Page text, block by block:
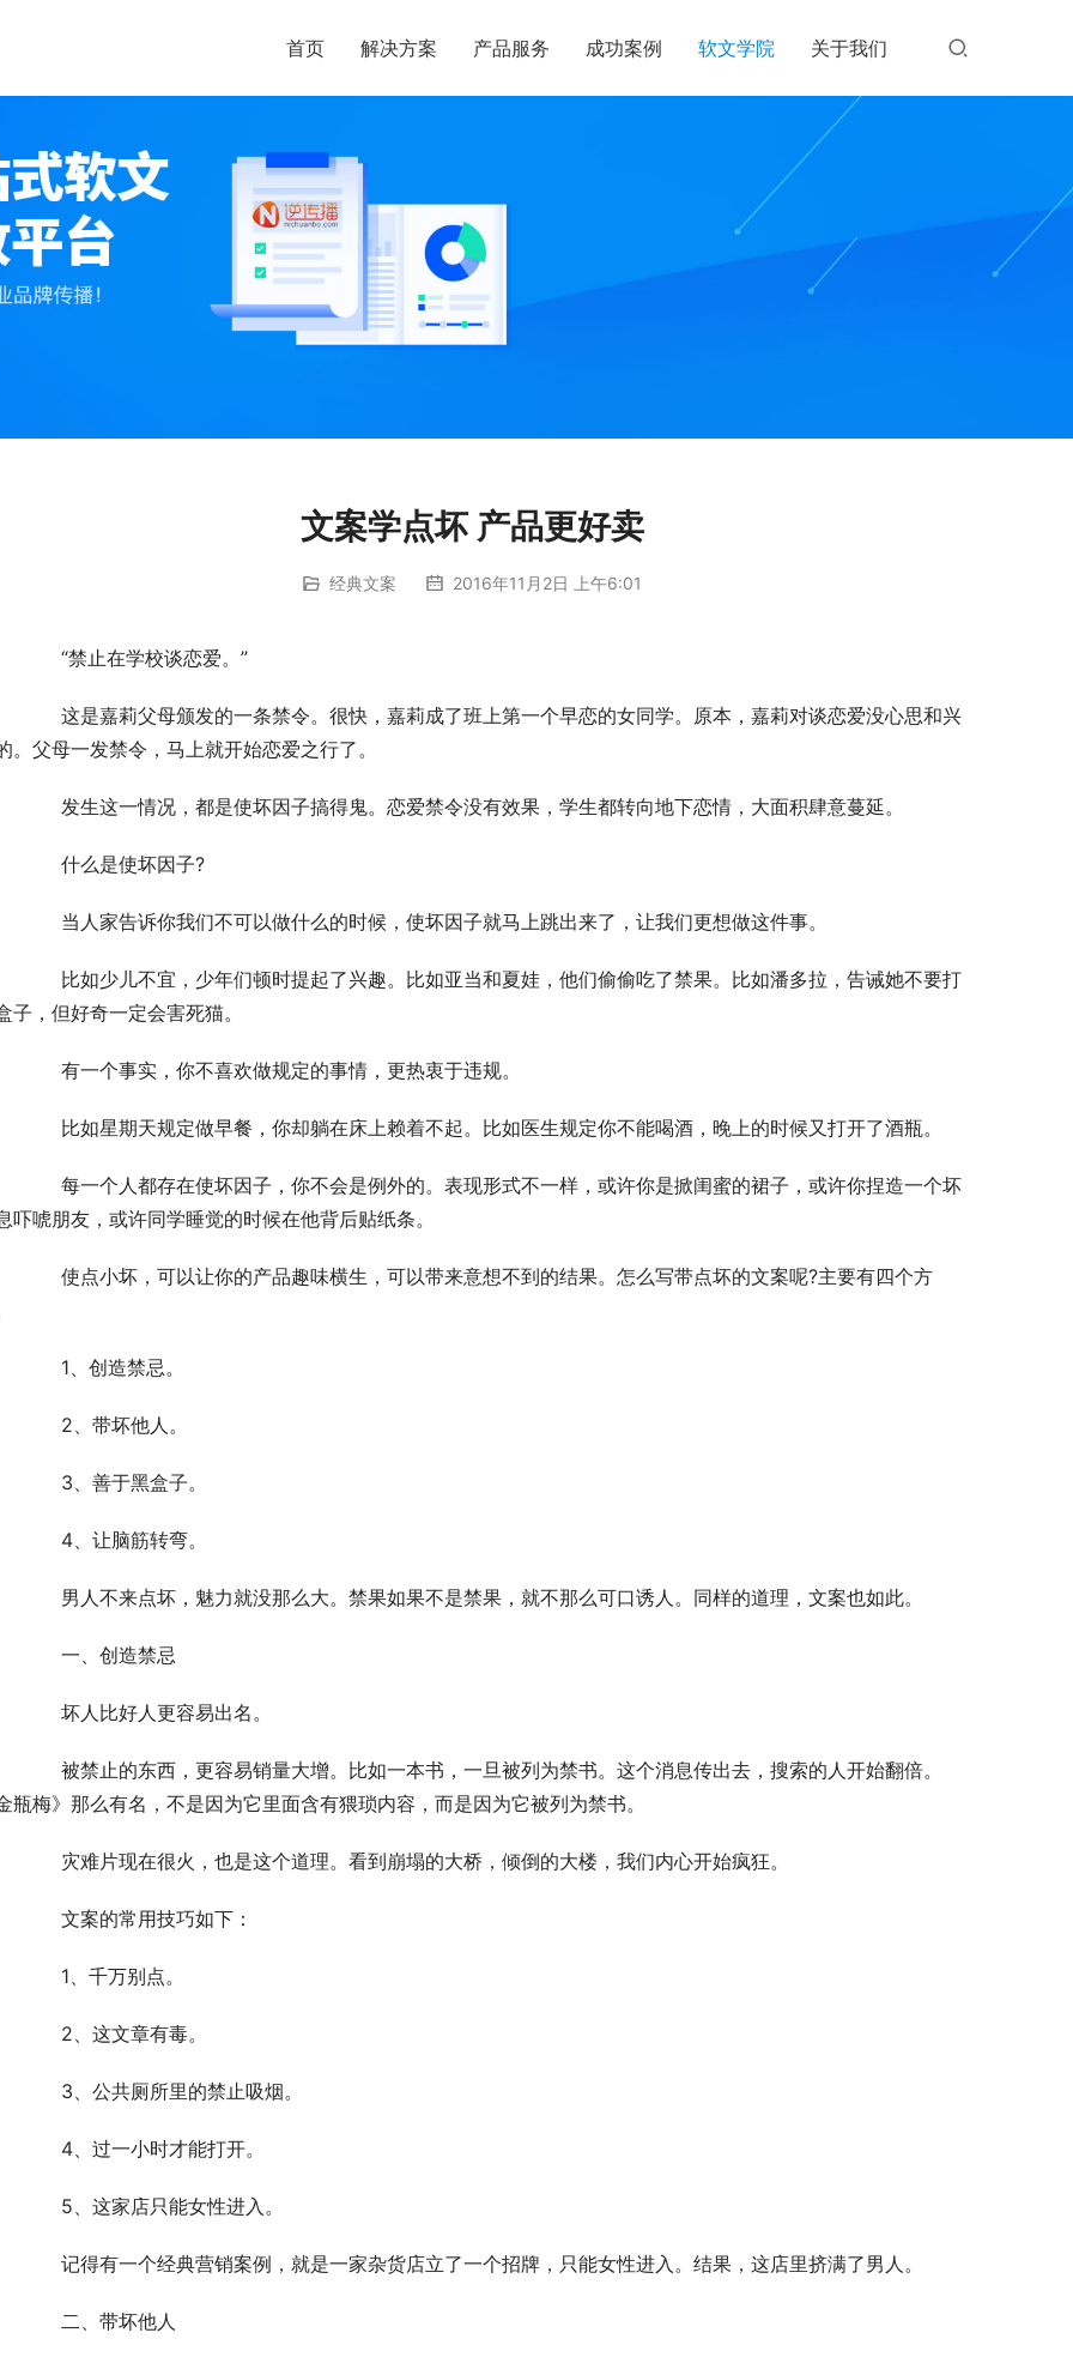
首页 解决方案 产品服务 成功案例 软文学院 关于我们
文案学点坏 产品更好卖
经典文案 2016年11月2日 上午6:01
	　　“禁止在学校谈恋爱。”
。父母一发禁令，马上就开始恋爱之行了。
	　　发生这一情况，都是使坏因子搞得鬼。恋爱禁令没有效果，学生都转向地下恋情，大面积肆意蔓延。
	　　什么是使坏因子?
	　　当人家告诉你我们不可以做什么的时候，使坏因子就马上跳出来了，让我们更想做这件事。
子，但好奇一定会害死猫。
	　　有一个事实，你不喜欢做规定的事情，更热衷于违规。
	　　比如星期天规定做早餐，你却躺在床上赖着不起。比如医生规定你不能喝酒，晚上的时候又打开了酒瓶。
吓唬朋友，或许同学睡觉的时候在他背后贴纸条。
	　　1、创造禁忌。
	　　2、带坏他人。
	　　3、善于黑盒子。
	　　4、让脑筋转弯。
	　　男人不来点坏，魅力就没那么大。禁果如果不是禁果，就不那么可口诱人。同样的道理，文案也如此。
	　　一、创造禁忌
	　　坏人比好人更容易出名。
金瓶梅》那么有名，不是因为它里面含有猥琐内容，而是因为它被列为禁书。
	　　灾难片现在很火，也是这个道理。看到崩塌的大桥，倾倒的大楼，我们内心开始疯狂。
	　　文案的常用技巧如下：
	　　1、千万别点。
	　　2、这文章有毒。
	　　3、公共厕所里的禁止吸烟。
	　　4、过一小时才能打开。
	　　5、这家店只能女性进入。
	　　记得有一个经典营销案例，就是一家杂货店立了一个招牌，只能女性进入。结果，这店里挤满了男人。
	　　二、带坏他人